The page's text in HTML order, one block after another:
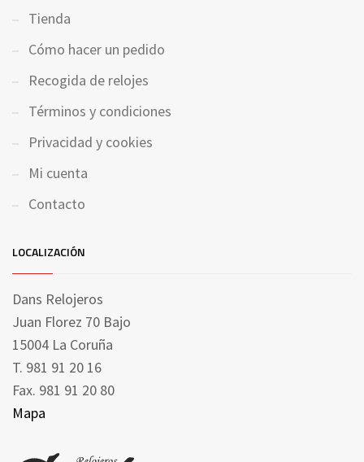
Tienda
Cómo hacer un pedido
Recogida de relojes
Términos y condiciones
Privacidad y cookies
Mi cuenta
Contacto
LOCALIZACIÓN
Dans Relojeros
Juan Florez 70 Bajo
15004 La Coruña
T. 981 91 20 16
Fax. 981 91 20 80
Mapa